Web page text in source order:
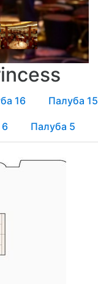
16 Палуба 15
Палуба 5